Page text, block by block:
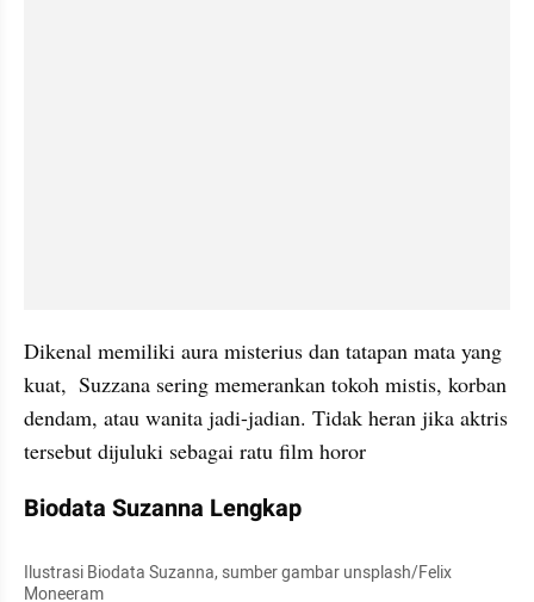
Dikenal memiliki aura misterius dan tatapan mata yang
kuat,  Suzzana sering memerankan tokoh mistis, korban
dendam, atau wanita jadi-jadian. Tidak heran jika aktris
tersebut dijuluki sebagai ratu film horor
Biodata Suzanna Lengkap
Ilustrasi Biodata Suzanna, sumber gambar unsplash/Felix
Moneeram